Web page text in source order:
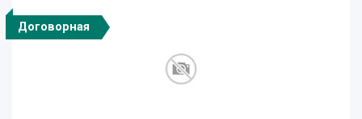
Договорная